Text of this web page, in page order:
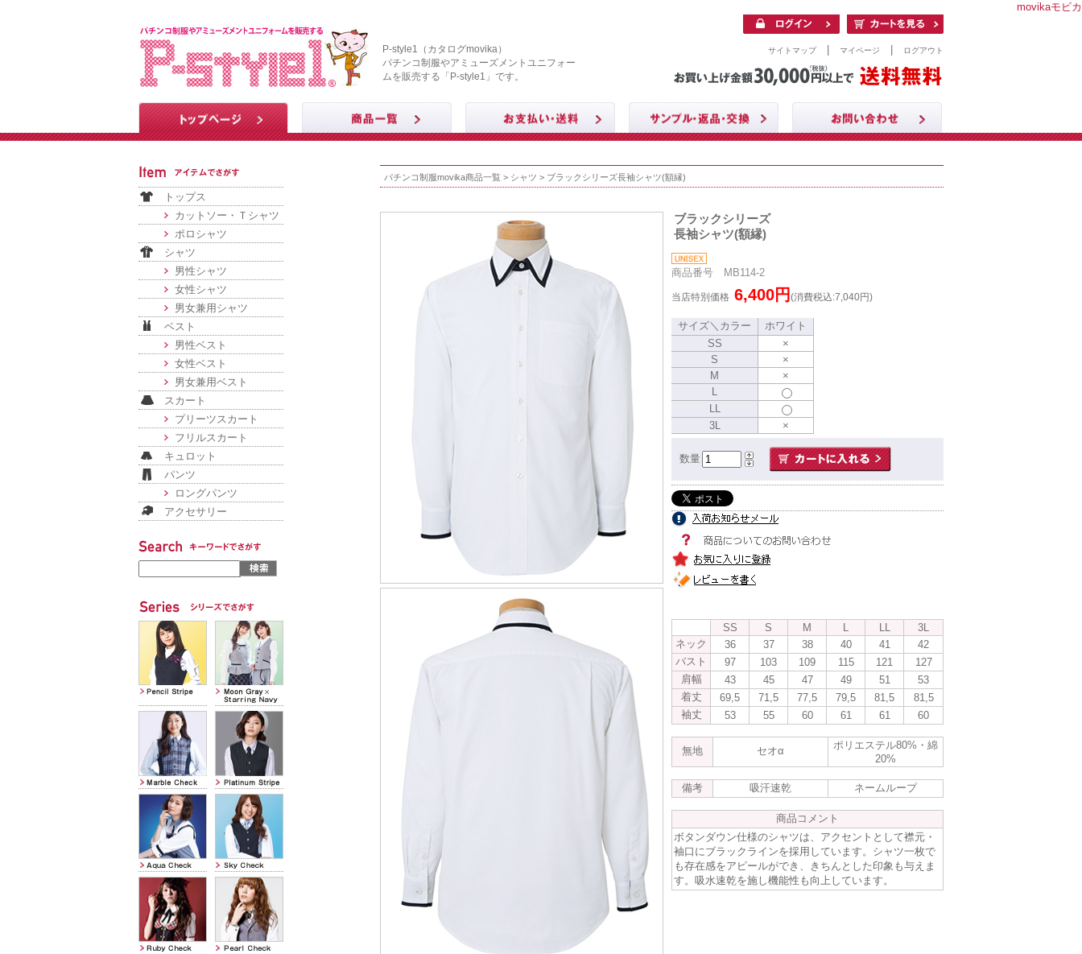
movikaモビカ
P-style1（カタログmovika）
パチンコ制服やアミューズメントユニフォー
ムを販売する「P-style1」です。
サイトマップ| マイページ ログアウト
トップス
カットソー・Ｔシャツ
ポロシャツ
シャツ
男性シャツ
女性シャツ
男女兼用シャツ
ベスト
男性ベスト
女性ベスト
男女兼用ベスト
スカート
プリーツスカート
フリルスカート
キュロット
パンツ
ロングパンツ
アクセサリー
パチンコ制服movika商品一覧 > シャツ > ブラックシリーズ長袖シャツ(額縁)
ブラックシリーズ
長袖シャツ(額縁)
商品番号 MB114-2
当店特別価格 6,400円 (消費税込:7,040円)
サイズ＼カラー
ホワイト
SS
×
S
×
M
×
L
LL
3L
×
数量
SS S M L LL
3L
ネック
36 37 38 40 41
42
バスト
97 103 109 115 121
127
肩幅
43 45 47 49 51
53
着丈
69,5 71,5 77,5 79,5 81,5
81,5
袖丈
53 55 60 61 61 60
無地 セオα
ポリエステル80%・綿
20%
備考 吸汗速乾 ネームループ
商品コメント
ボタンダウン仕様のシャツは、アクセントとして襟元・
袖口にブラックラインを採用しています。シャツ一枚で
も存在感をアピールができ、きちんとした印象も与えま
す。吸水速乾を施し機能性も向上しています。